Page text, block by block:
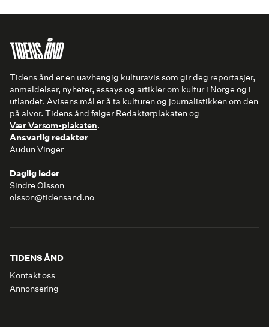
Tidens ånd er en uavhengig kulturavis som gir deg reportasjer,
anmeldelser, nyheter, essays og artikler om kultur i Norge og i
utlandet. Avisens mål er å ta kulturen og journalistikken om den
på alvor. Tidens ånd følger Redaktørplakaten og
Vær Varsom-plakaten.
Ansvarlig redaktør
Audun Vinger
Daglig leder
Sindre Olsson
olsson@tidensand.no
TIDENS ÅND
Kontakt oss
Annonsering